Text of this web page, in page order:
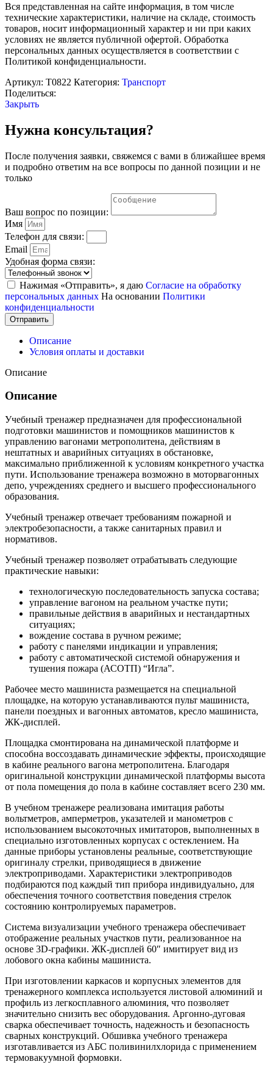
Вся представленная на сайте информация, в том числе
технические характеристики, наличие на складе, стоимость
товаров, носит информационный характер и ни при каких
условиях не является публичной офертой. Обработка
персональных данных осуществляется в соответствии с
Политикой конфиденциальности.
Артикул: Т0822 Категория: Транспорт
Поделиться:
Закрыть
Нужна консультация?
После получения заявки, свяжемся с вами в ближайшее время
и подробно ответим на все вопросы по данной позиции и не
только
Ваш вопрос по позиции:
Имя
Телефон для связи:
Email
Удобная форма связи:
Нажимая «Отправить», я даю Согласие на обработку
персональных данных На основании Политики
конфиденциальности
Отправить
Описание
Условия оплаты и доставки
Описание
Описание
Учебный тренажер предназначен для профессиональной
подготовки машинистов и помощников машинистов к
управлению вагонами метрополитена, действиям в
нештатных и аварийных ситуациях в обстановке,
максимально приближенной к условиям конкретного участка
пути. Использование тренажера возможно в моторвагонных
депо, учреждениях среднего и высшего профессионального
образования.
Учебный тренажер отвечает требованиям пожарной и
электробезопасности, а также санитарных правил и
нормативов.
Учебный тренажер позволяет отрабатывать следующие
практические навыки:
технологическую последовательность запуска состава;
управление вагоном на реальном участке пути;
правильные действия в аварийных и нестандартных
ситуациях;
вождение состава в ручном режиме;
работу с панелями индикации и управления;
работу с автоматической системой обнаружения и
тушения пожара (АСОТП) “Игла”.
Рабочее место машиниста размещается на специальной
площадке, на которую устанавливаются пульт машиниста,
панели поездных и вагонных автоматов, кресло машиниста,
ЖК-дисплей.
Площадка смонтирована на динамической платформе и
способна воссоздавать динамические эффекты, происходящие
в кабине реального вагона метрополитена. Благодаря
оригинальной конструкции динамической платформы высота
от пола помещения до пола в кабине составляет всего 230 мм.
В учебном тренажере реализована имитация работы
вольтметров, амперметров, указателей и манометров с
использованием высокоточных имитаторов, выполненных в
специально изготовленных корпусах с остеклением. На
данные приборы установлены реальные, соответствующие
оригиналу стрелки, приводящиеся в движение
электроприводами. Характеристики электроприводов
подбираются под каждый тип прибора индивидуально, для
обеспечения точного соответствия поведения стрелок
состоянию контролируемых параметров.
Система визуализации учебного тренажера обеспечивает
отображение реальных участков пути, реализованное на
основе 3D-графики. ЖК-дисплей 60″ имитирует вид из
лобового окна кабины машиниста.
При изготовлении каркасов и корпусных элементов для
тренажерного комплекса используется листовой алюминий и
профиль из легкосплавного алюминия, что позволяет
значительно снизить вес оборудования. Аргонно-дуговая
сварка обеспечивает точность, надежность и безопасность
сварных конструкций. Обшивка учебного тренажера
изготавливается из АБС поливинилхлорида с применением
термовакуумной формовки.